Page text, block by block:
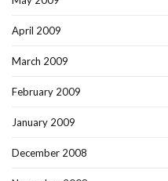
April 2009
March 2009
February 2009
January 2009
December 2008